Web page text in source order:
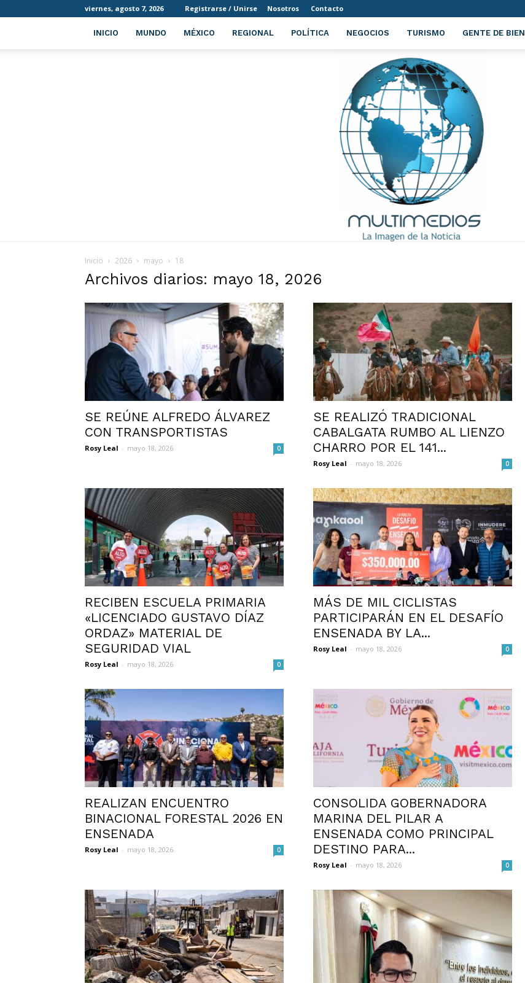
viernes, agosto 7, 2026 Registrarse / Unirse Nosotros Contacto
INICIO MUNDO MÉXICO REGIONAL POLÍTICA NEGOCIOS TURISMO GENTE DE BIEN
Inicio 2026 mayo 18
Archivos diarios: mayo 18, 2026
SE REÚNE ALFREDO ÁLVAREZ
CON TRANSPORTISTAS
Rosy Leal - mayo 18, 2026 0
SE REALIZÓ TRADICIONAL
CABALGATA RUMBO AL LIENZO
CHARRO POR EL 141...
Rosy Leal - mayo 18, 2026 0
RECIBEN ESCUELA PRIMARIA
«LICENCIADO GUSTAVO DÍAZ
ORDAZ» MATERIAL DE
SEGURIDAD VIAL
Rosy Leal - mayo 18, 2026 0
MÁS DE MIL CICLISTAS
PARTICIPARÁN EN EL DESAFÍO
ENSENADA BY LA...
Rosy Leal - mayo 18, 2026 0
REALIZAN ENCUENTRO
BINACIONAL FORESTAL 2026 EN
ENSENADA
Rosy Leal - mayo 18, 2026 0
CONSOLIDA GOBERNADORA
MARINA DEL PILAR A
ENSENADA COMO PRINCIPAL
DESTINO PARA...
Rosy Leal - mayo 18, 2026 0